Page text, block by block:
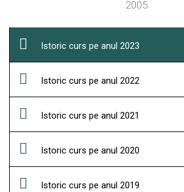
2005
Istoric curs pe anul 2023
Istoric curs pe anul 2022
Istoric curs pe anul 2021
Istoric curs pe anul 2020
Istoric curs pe anul 2019